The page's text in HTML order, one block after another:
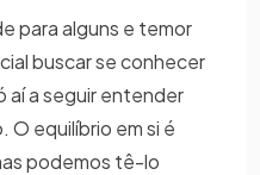
para alguns e temor
buscar se conhecer
aí a seguir entender
O equilíbrio em si é
podemos tê-lo